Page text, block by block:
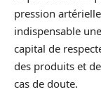
pression
indispensable
capital de
des produits et
cas de doute.